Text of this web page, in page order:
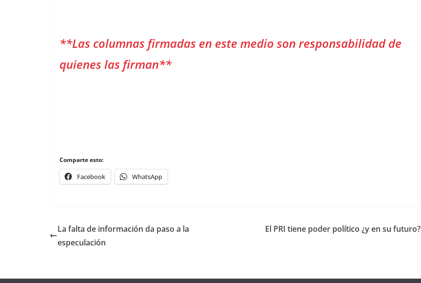
**Las columnas firmadas en este medio son responsabilidad de
quienes las firman**
Comparte esto:
Facebook WhatsApp
La falta de información da paso a la
especulación
El PRI tiene poder político ¿y en su futuro?